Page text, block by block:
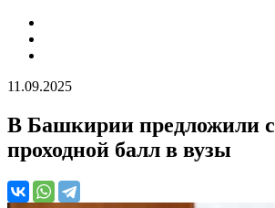
11.09.2025
В Башкирии предложили
проходной балл в вузы